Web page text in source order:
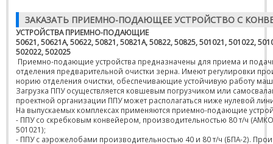
ЗАКАЗАТЬ ПРИЕМНО-ПОДАЮЩЕЕ УСТРОЙСТВО С
УСТРОЙСТВА ПРИЕМНО-ПОДАЮЩИЕ
50621, 50621А, 50622, 50821, 50821А, 50822, 50825, 501021, 501022,
502022, 502025
Приемно-подающие устройства предназначены для приема и
отделения предварительной очистки зерна. Имеют регулировки
норию отделения очистки, обеспечивающие устойчивую работу
Загрузка ППУ осуществляется ковшевым погрузчиком или
проектной организации ППУ может располагаться ниже нулевой
На выпускаемых комплексах применяются приемно-подающие
- ППУ со скребковым конвейером, производительностью 80 т/ч
501021);
- ППУ с аэрожелобами производительностью 40 и 80 т/ч (БПА-2).